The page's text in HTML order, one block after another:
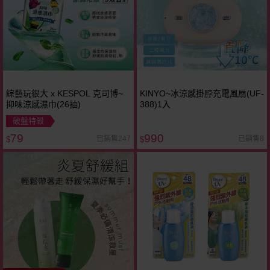
綜藝玩很大 x KESPOL 克司博~
抑味涼感濕巾(26抽)
破盤特殺
$79 已銷售247
KINYO~冰涼感掛脖充電風扇(UF-
388)1入
$990 已銷售8